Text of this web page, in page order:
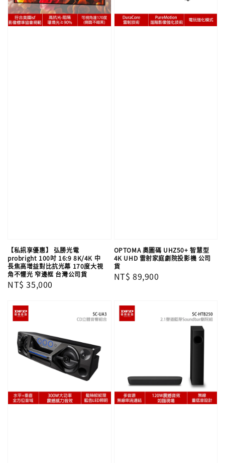
【私訊享優惠】 弘勝光電
probright 100吋 16:9 8K/4K 中
長焦高增益對比抗光幕 170度大視
角不懼光 窄邊框 台灣公司貨
Regular
NT$ 35,000
OPTOMA 奧圖碼 UHZ50+ 智慧型
4K UHD 雷射家庭劇院投影機 公司
貨
Regular
NT$ 89,900